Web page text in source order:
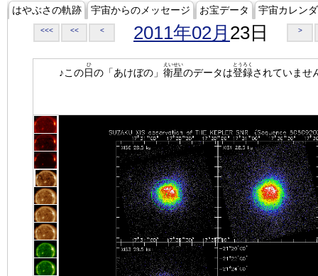
はやぶさの軌跡 宇宙からのメッセージ お宝データ 宇宙カレン
<<< << < 2011年02月 23日 >
♪この日
ひ
の「あけぼの」 衛星
えいせい
のデータは登録
とうろく
されていませ